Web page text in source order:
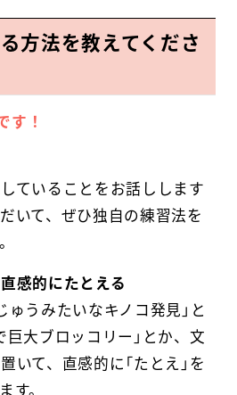
方法を教えてくださ
す！
ていることをお話しします
いて、ぜひ独自の練習法を
感的にたとえる
うみたいなキノコ発見」と
巨大ブロッコリー」とか、文
いて、直感的に「たとえ」を
す。